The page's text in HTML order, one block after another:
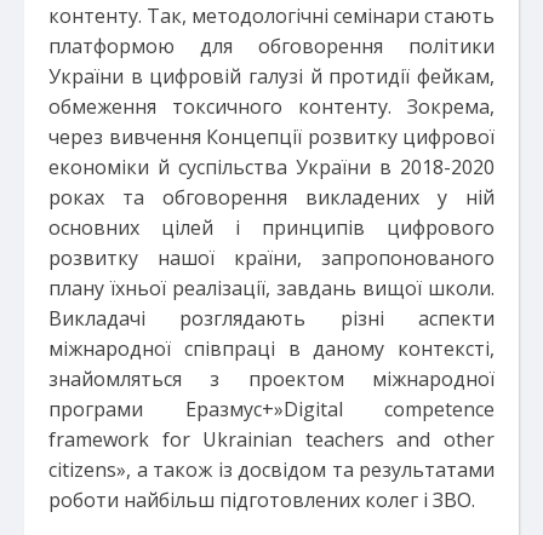
контенту. Так, методологічні семінари стають
платформою для обговорення політики
України в цифровій галузі й протидії фейкам,
обмеження токсичного контенту. Зокрема,
через вивчення Концепції розвитку цифрової
економіки й суспільства України в 2018-2020
роках та обговорення викладених у ній
основних цілей і принципів цифрового
розвитку нашої країни, запропонованого
плану їхньої реалізації, завдань вищої школи.
Викладачі розглядають різні аспекти
міжнародної співпраці в даному контексті,
знайомляться з проектом міжнародної
програми Еразмус+»Digital competence
framework for Ukrainian teachers and other
citizens», а також із досвідом та результатами
роботи найбільш підготовлених колег і ЗВО.